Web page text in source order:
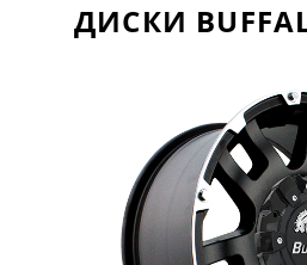
ДИСКИ